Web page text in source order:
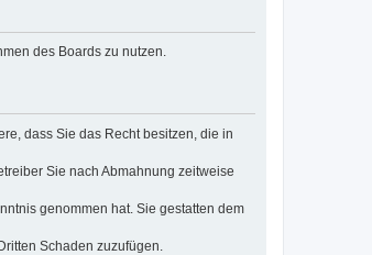
des Boards zu nutzen.
dass Sie das Recht besitzen, die in
Sie nach Abmahnung zeitweise
genommen hat. Sie gestatten dem
Schaden zuzufügen.